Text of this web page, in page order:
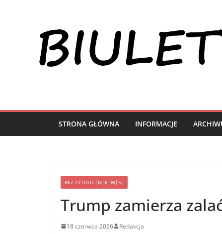
STRONA GŁÓWNA INFORMACJE
BEZ TYTUŁU |N|E|W|S|
Trump zamierza
18 czerwca 2026 Redakcja